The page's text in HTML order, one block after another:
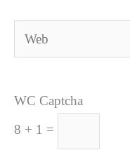
Web
WC Captcha
8 + 1 =